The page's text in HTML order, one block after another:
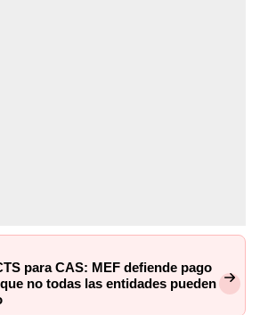
para CAS: MEF defiende pago
no todas las entidades pueden